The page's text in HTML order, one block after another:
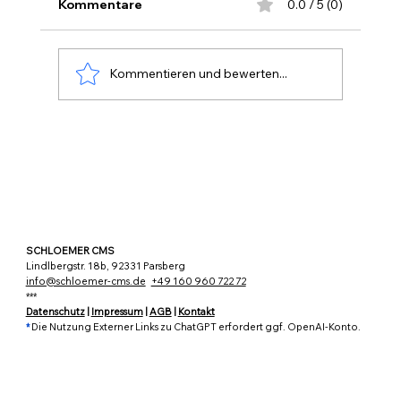
und Inhalte strukturieren. Die Liste ihrer
technischen Möglichkeiten wächst ständ
Kommentare 0.0 / 5 (0)
Kommentieren und bewerten...
SCHLOEMER CMS
Lindlbergstr. 18b, 92331 Parsberg
info@schloemer-cms.de +49 160 960 722 72
***
Datenschutz| Impressum|AGB| Kontakt
*Die Nutzung Externer Links zu ChatGPT erfordert ggf. OpenAI-Konto.